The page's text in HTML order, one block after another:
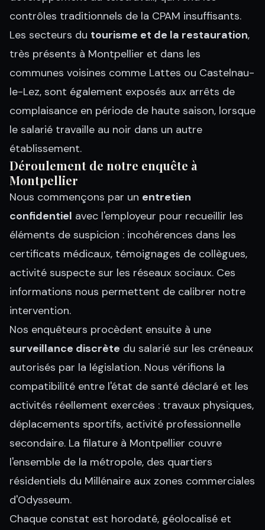
contrôles traditionnels de la CPAM insuffisants.
Les secteurs du tourisme et de la restauration,
très présents à Montpellier et dans les
communes voisines comme Lattes ou Castelnau-
le-Lez, sont également exposés aux arrêts de
complaisance en période de haute saison, lorsque
le salarié travaille au noir dans un autre
établissement.
Déroulement de notre enquête à
Montpellier
Nous commençons par un entretien
confidentiel avec l'employeur pour recueillir les
éléments de suspicion : incohérences dans les
certificats médicaux, témoignages de collègues,
activité suspecte sur les réseaux sociaux. Ces
informations nous permettent de calibrer notre
intervention.
Nos enquêteurs procèdent ensuite à une
surveillance discrète du salarié sur les créneaux
autorisés par la législation. Nous vérifions la
compatibilité entre l'état de santé déclaré et les
activités réellement exercées : travaux physiques,
déplacements sportifs, activité professionnelle
secondaire. La filature à Montpellier couvre
l'ensemble de la métropole, des quartiers
résidentiels du Millénaire aux zones commerciales
d'Odysseum.
Chaque constat est horodaté, géolocalisé et